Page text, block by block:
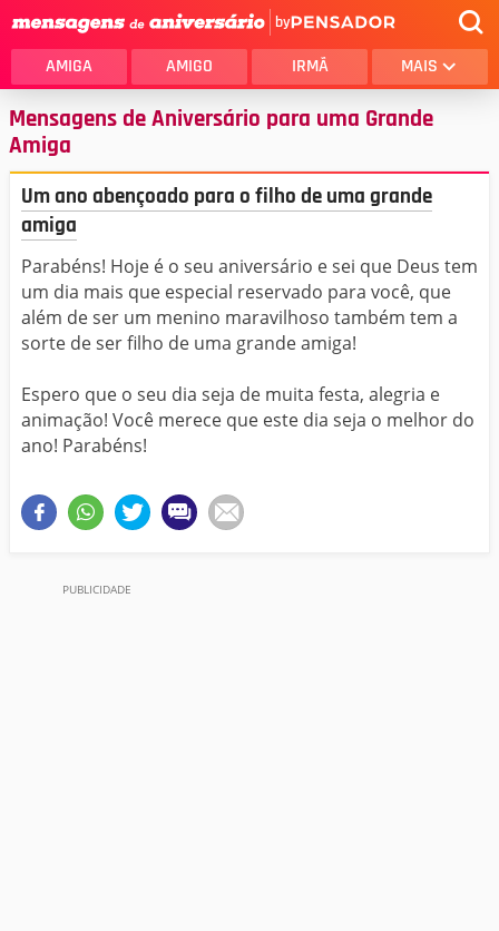
by
AMIGA AMIGO IRMÃ MAIS
Mensagens de Aniversário para uma Grande
Amiga
Um ano abençoado para o filho de uma grande
amiga
Parabéns! Hoje é o seu aniversário e sei que Deus tem
um dia mais que especial reservado para você, que
além de ser um menino maravilhoso também tem a
sorte de ser filho de uma grande amiga!
Espero que o seu dia seja de muita festa, alegria e
animação! Você merece que este dia seja o melhor do
ano! Parabéns!